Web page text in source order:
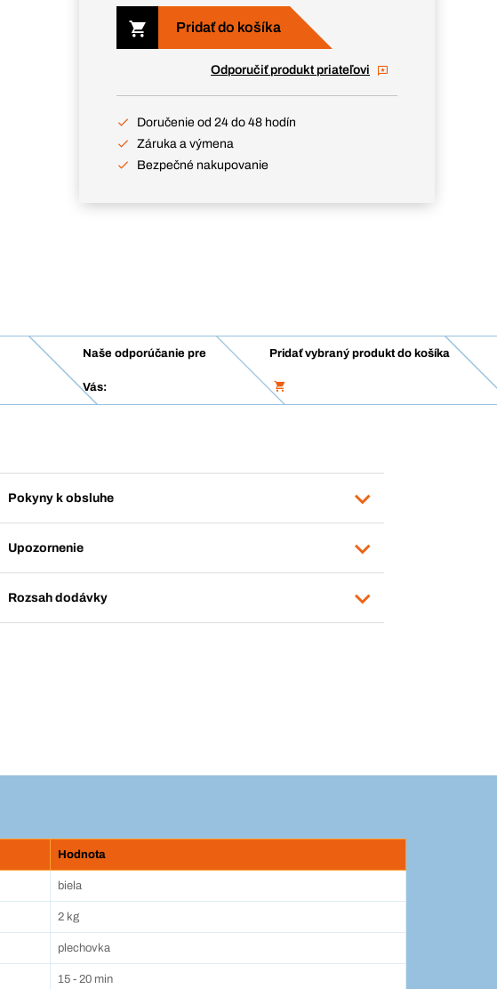
Pridať do košíka
Odporučiť produkt priateľovi
Doručenie od 24 do 48 hodín
Záruka a výmena
Bezpečné nakupovanie
Naše odporúčanie pre
Vás:
Pridať vybraný produkt do košíka
Pokyny k obsluhe
Upozornenie
Rozsah dodávky
Hodnota
biela
2 kg
plechovka
15 - 20 min